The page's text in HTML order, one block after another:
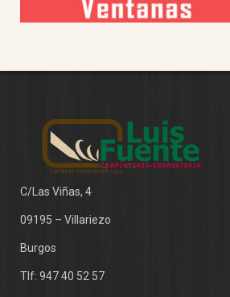
NUESTROS TRABAJOS
C/Las Viñas, 4
09195 – Villariezo
Burgos
Tlf: 947 40 52 57